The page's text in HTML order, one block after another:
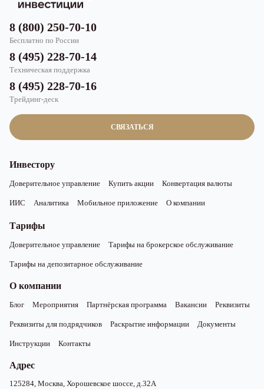
СВЯЗАТЬСЯ
8 (800) 250-70-10
Бесплатно по России
8 (495) 228-70-14
Техническая поддержка
8 (495) 228-70-16
Трейдинг-деск
Инвестору
Доверительное управление Купить акции Конвертация валюты
ИИС Аналитика Мобильное приложение О компании
Тарифы
Доверительное управление Тарифы на брокерское обслуживание
Тарифы на депозитарное обслуживание
О компании
Блог Мероприятия Партнёрская программа Вакансии Реквизиты
Реквизиты для подрядчиков Раскрытие информации Документы
Инструкции Контакты
Адрес
125284, Москва, Хорошевское шоссе, д.32А